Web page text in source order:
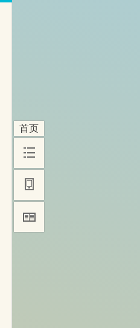
首页